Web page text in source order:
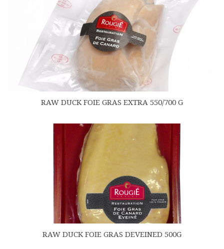
RAW DUCK FOIE GRAS EXTRA 550/700 G
RAW DUCK FOIE GRAS DEVEINED 500G